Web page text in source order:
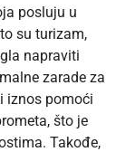
posluju u
su turizam,
napraviti
zarade za
iznos pomoći
što je
Takođe,